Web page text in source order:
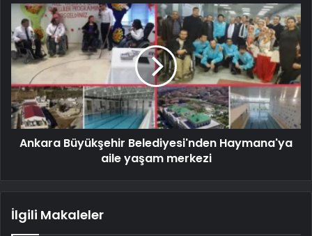
Ankara Büyükşehir Belediyesi'nden Haymana'ya
aile yaşam merkezi
İlgili Makaleler